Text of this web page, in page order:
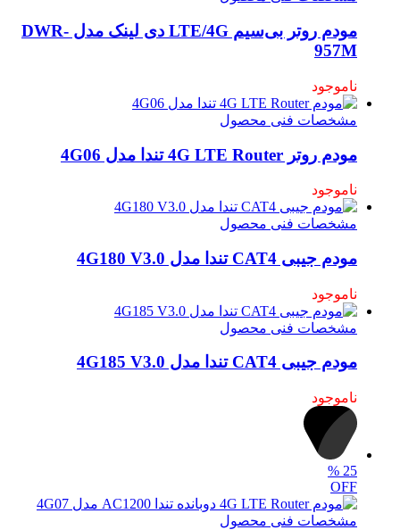
مودم روتر بی‌سیم LTE/4G دی لینک مدل DWR-
957M
ناموجود
مشخصات فنی محصول
مودم روتر 4G LTE Router تندا مدل 4G06
ناموجود
مشخصات فنی محصول
مودم جیبی CAT4 تندا مدل 4G180 V3.0
ناموجود
مشخصات فنی محصول
مودم جیبی CAT4 تندا مدل 4G185 V3.0
ناموجود
25
%
OFF
مشخصات فنی محصول